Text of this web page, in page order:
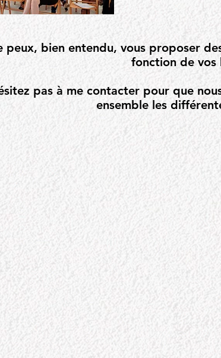
peux, bien entendu, vous proposer
fonction de vos
pas à me contacter pour que
ensemble les